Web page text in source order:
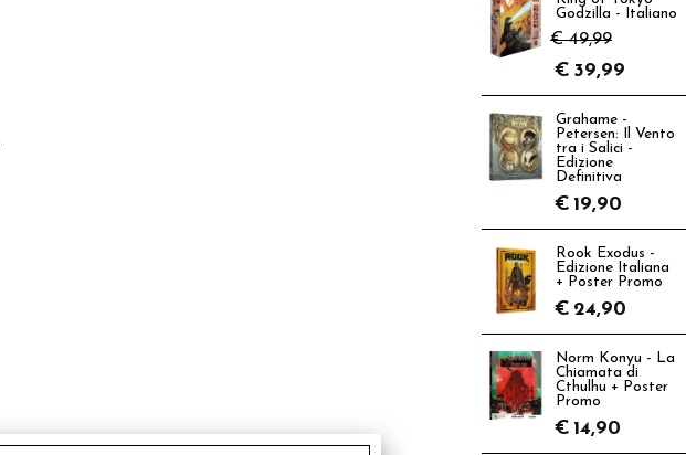
Godzilla - Italiano
€ 49,99
€ 39,99
Grahame -
Petersen: Il Vento
tra i Salici -
Edizione
Definitiva
€ 19,90
Rook Exodus -
Edizione Italiana
+ Poster Promo
€ 24,90
Norm Konyu - La
Chiamata di
Cthulhu + Poster
Promo
€ 14,90